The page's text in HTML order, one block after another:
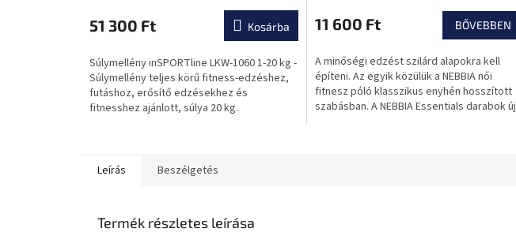
51 300 Ft Kosárba
Súlymellény inSPORTline LKW-1060 1-20 kg -
Súlymellény teljes körű fitness-edzéshez,
futáshoz, erősítő edzésekhez és
fitnesshez ajánlott, súlya 20 kg.
11 600 Ft BŐVEBBEN
A minőségi edzést szilárd alapokra kell
építeni. Az egyik közülük a NEBBIA női
fitnesz póló klasszikus enyhén hosszított
szabásban. A NEBBIA Essentials darabok új
Leírás Beszélgetés
Termék részletes leírása